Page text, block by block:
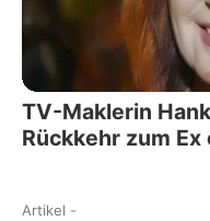
TV-Maklerin
Rückkehr zum Ex
Artikel -